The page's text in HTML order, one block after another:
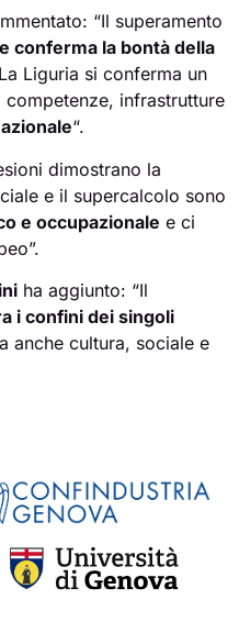
“Il superamento
conferma la bontà della
Liguria si conferma un
infrastrutture
“.
dimostrano la
e il supercalcolo sono
e occupazionale e ci
ha aggiunto: “Il
i confini dei singoli
anche cultura, sociale e